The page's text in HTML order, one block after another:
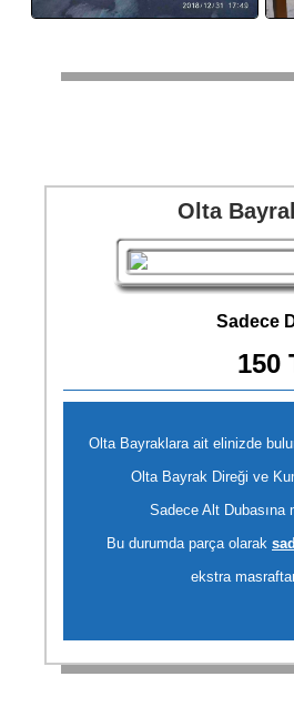
Olta
Sadece
150
Olta Bayraklara ait elinizde
Olta Bayrak Direği ve
Sadece Alt Dubasına
Bu durumda parça olarak
ekstra